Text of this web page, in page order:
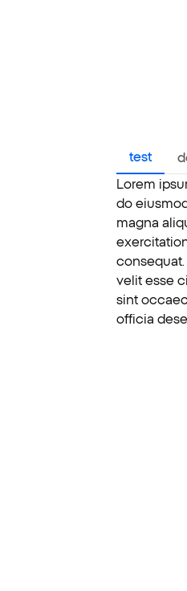
test
Lorem
do
magna
velit esse
sint
officia